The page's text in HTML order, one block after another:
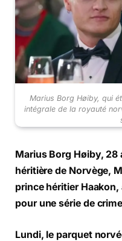
Marius Borg Høiby, qui
intégrale de la royauté
Marius Borg Høiby, 28
héritière de Norvège,
prince héritier
pour une série de
Lundi, le parquet